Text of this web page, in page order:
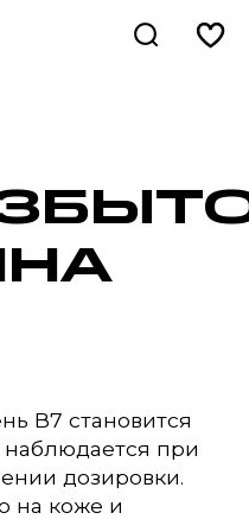
В7 становится
при
дозировки.
на коже и